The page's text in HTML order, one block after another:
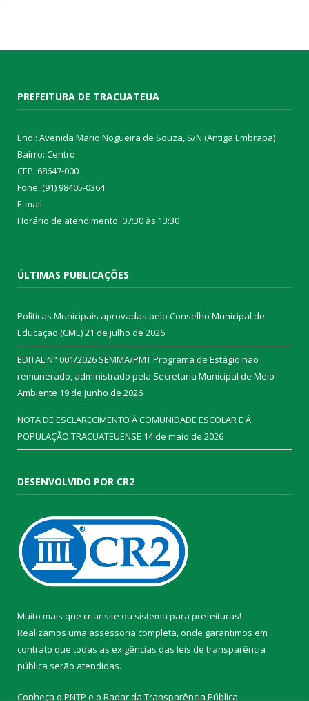
PREFEITURA DE TRACUATEUA
End.: Avenida Mario Nogueira de Souza, S/N (Antiga Embrapa)
Bairro: Centro
CEP: 68647-000
Fone: (91) 98405-0364
E-mail:
Horário de atendimento: 07:30 às 13:30
ÚLTIMAS PUBLICAÇÕES
Políticas Municipais aprovadas pelo Conselho Municipal de
Educação (CME)21 de julho de 2026
EDITAL N° 001/2026 SEMMA/PMT Programa de Estágio não
remunerado, administrado pela Secretaria Municipal de Meio
Ambiente 19 de junho de 2026
NOTA DE ESCLARECIMENTO À COMUNIDADE ESCOLAR E À
POPULAÇÃO TRACUATEUENSE 14 de maio de 2026
DESENVOLVIDO POR CR2
Muito mais que criar site ou sistema para prefeituras!
Realizamos uma assessoria completa, onde garantimos em
contrato que todas as exigências das leis de transparência
pública serão atendidas.
Conheça o PNTP e o Radar da Transparência Pública